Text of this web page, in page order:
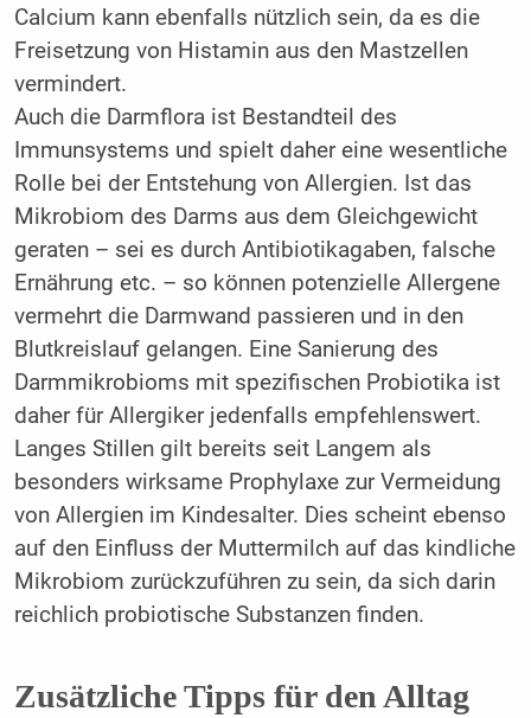
Calcium kann ebenfalls nützlich sein, da es die
Freisetzung von Histamin aus den Mastzellen
vermindert.
Auch die Darmflora ist Bestandteil des
Immunsystems und spielt daher eine wesentliche
Rolle bei der Entstehung von Allergien. Ist das
Mikrobiom des Darms aus dem Gleichgewicht
geraten – sei es durch Antibiotikagaben, falsche
Ernährung etc. – so können potenzielle Allergene
vermehrt die Darmwand passieren und in den
Blutkreislauf gelangen. Eine Sanierung des
Darmmikrobioms mit spezifischen Probiotika ist
daher für Allergiker jedenfalls empfehlenswert.
Langes Stillen gilt bereits seit Langem als
besonders wirksame Prophylaxe zur Vermeidung
von Allergien im Kindesalter. Dies scheint ebenso
auf den Einfluss der Muttermilch auf das kindliche
Mikrobiom zurück­zuführen zu sein, da sich darin
reichlich probiotische Substanzen finden.
Zusätzliche Tipps für den Alltag